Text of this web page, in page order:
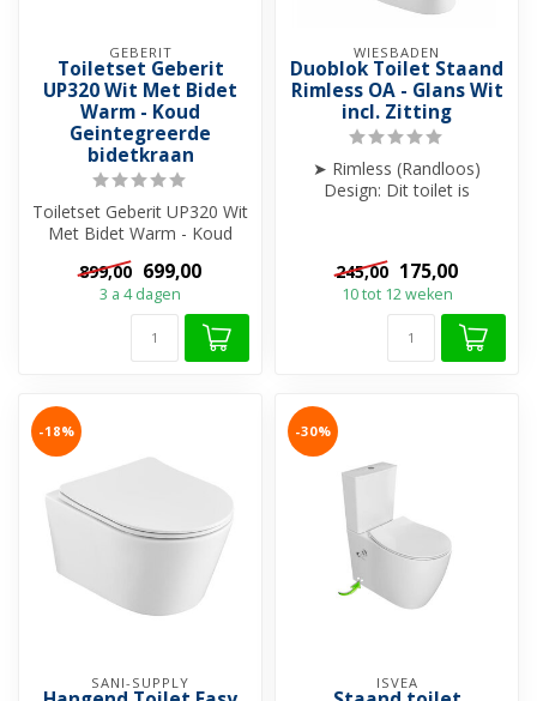
GEBERIT
Toiletset Geberit
UP320 Wit Met Bidet
Warm - Koud
Geintegreerde
bidetkraan
Toiletset Geberit UP320 Wit
Met Bidet Warm - Koud
Geintegreerde bidetkraan
incl ...
899,00 699,00
3 a 4 dagen
WIESBADEN
Duoblok Toilet Staand
Rimless OA - Glans Wit
incl. Zitting
➤ Rimless (Randloos)
Design: Dit toilet is
➤ OA- O...
245,00 175,00
10 tot 12 weken
-18%
SANI-SUPPLY
-30%
ISVEA